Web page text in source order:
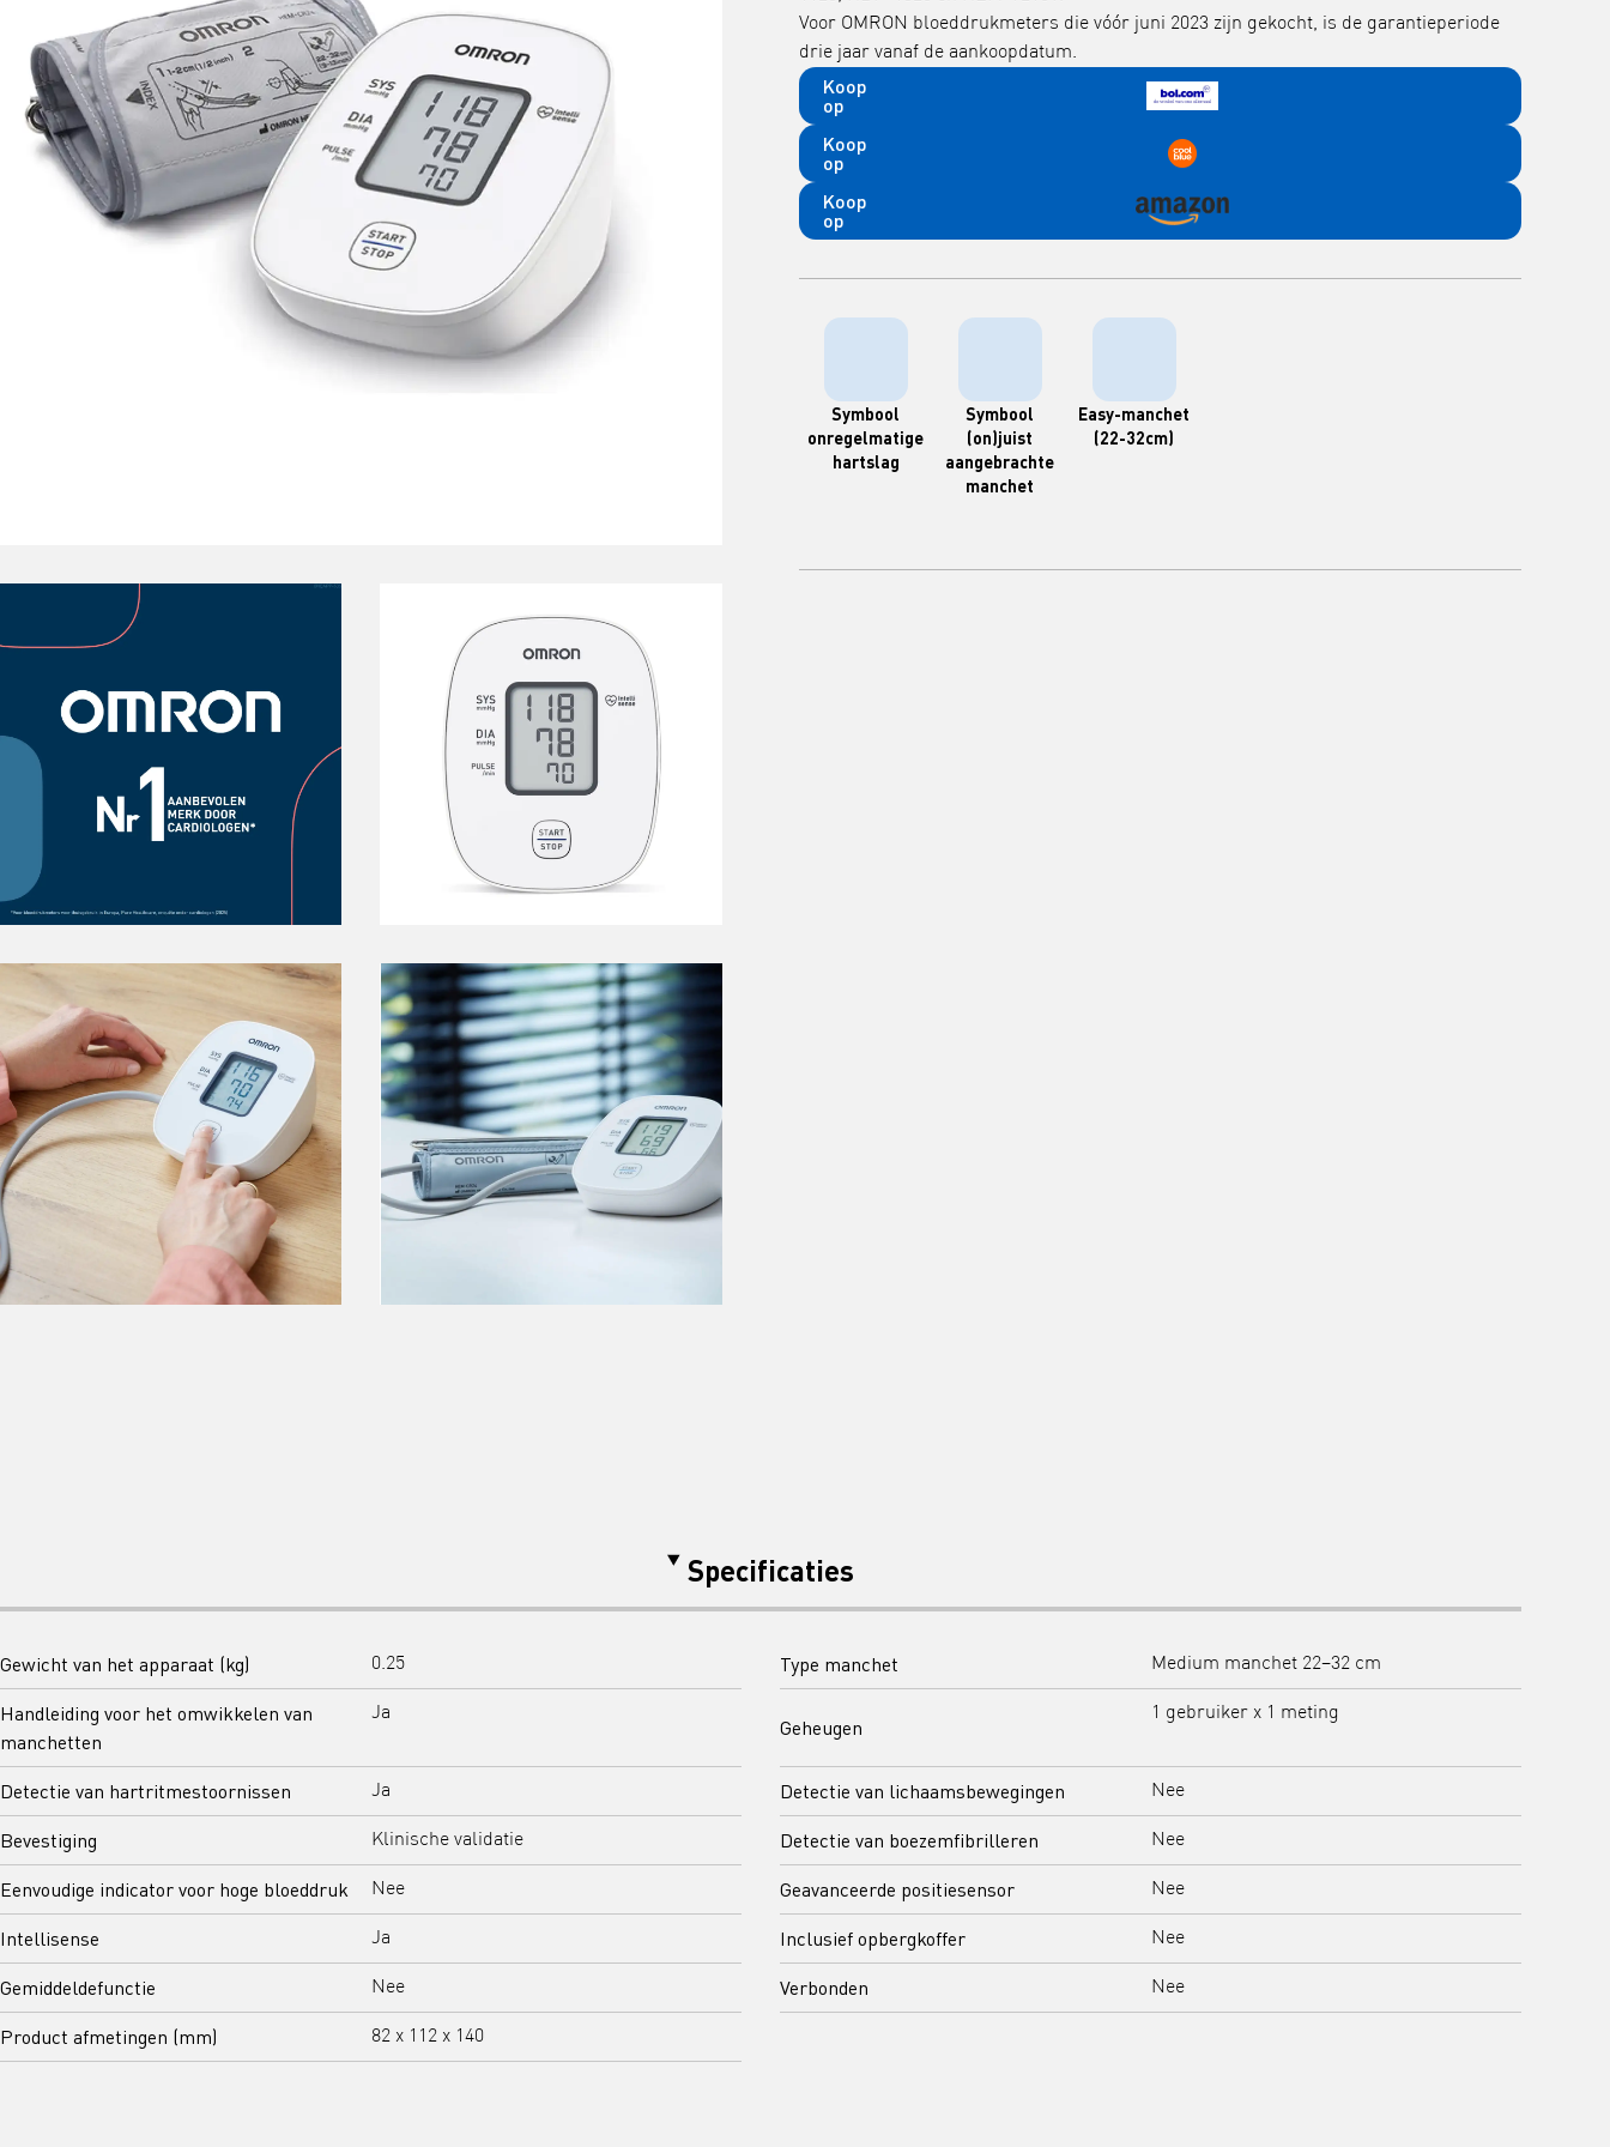
Voor OMRON bloeddrukmeters die vóór juni 2023 zijn gekocht, is de garantieperiode
drie jaar vanaf de aankoopdatum.
Koop
op
Koop
op
Koop
op
Symbool
onregelmatige
hartslag
Symbool
(on)juist
aangebrachte
manchet
Easy-manchet
(22-32cm)
Specificaties
Gewicht van het apparaat (kg) 0.25 Type manchet Medium manchet 22–32 cm
Handleiding voor het omwikkelen van
manchetten
Ja
Geheugen
1 gebruiker x 1 meting
Detectie van hartritmestoornissen Ja Detectie van lichaamsbewegingen Nee
Bevestiging Klinische validatie Detectie van boezemfibrilleren Nee
Eenvoudige indicator voor hoge bloeddruk Nee Geavanceerde positiesensor Nee
Intellisense Ja Inclusief opbergkoffer Nee
Gemiddeldefunctie Nee Verbonden Nee
Product afmetingen (mm) 82 x 112 x 140